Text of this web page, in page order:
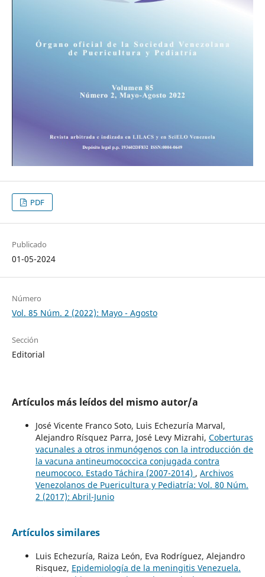
PDF
Publicado
01-05-2024
Número
Vol. 85 Núm. 2 (2022): Mayo - Agosto
Sección
Editorial
Artículos más leídos del mismo autor/a
José Vicente Franco Soto, Luis Echezuría Marval,
Alejandro Rísquez Parra, José Levy Mizrahi, Coberturas
vacunales a otros inmunógenos con la introducción de
la vacuna antineumococcica conjugada contra
neumococo. Estado Táchira (2007-2014) , Archivos
Venezolanos de Puericultura y Pediatría: Vol. 80 Núm.
2 (2017): Abril-Junio
Artículos similares
Luis Echezuría, Raiza León, Eva Rodríguez, Alejandro
Risquez, Epidemiología de la meningitis Venezuela.